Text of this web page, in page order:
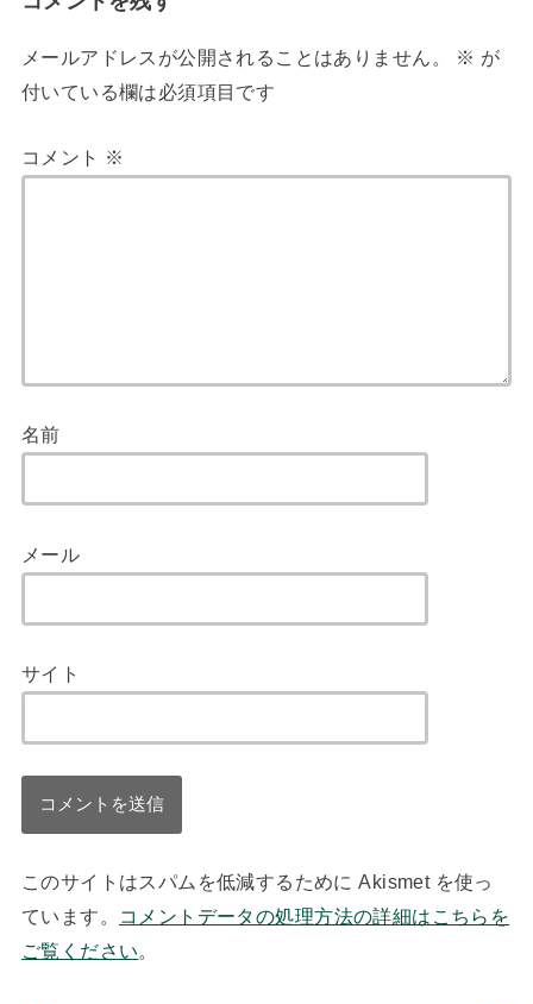
メールアドレスが公開されることはありません。 ※ が
付いている欄は必須項目です
コメント ※
名前
メール
サイト
このサイトはスパムを低減するために Akismet を使っ
ています。
コメントデータの処理方法の詳細はこちらを
ご覧ください。